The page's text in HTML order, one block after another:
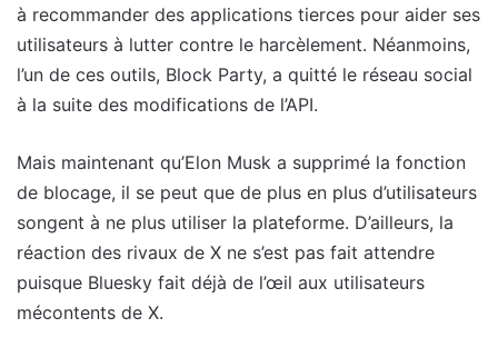
à recommander des applications tierces pour aider ses
utilisateurs à lutter contre le harcèlement. Néanmoins,
l’un de ces outils, Block Party, a quitté le réseau social
à la suite des modifications de l’API.
Mais maintenant qu’Elon Musk a supprimé la fonction
de blocage, il se peut que de plus en plus d’utilisateurs
songent à ne plus utiliser la plateforme. D’ailleurs, la
réaction des rivaux de X ne s’est pas fait attendre
puisque Bluesky fait déjà de l’œil aux utilisateurs
mécontents de X.